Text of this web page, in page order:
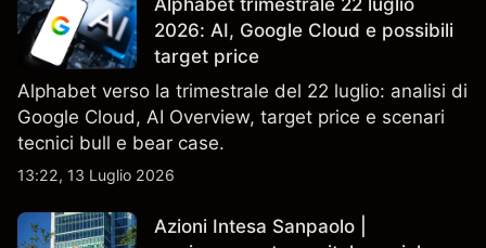
2026: AI, Google Cloud e possibili
target price
Alphabet verso la trimestrale del 22 luglio: analisi di
Google Cloud, AI Overview, target price e scenari
tecnici bull e bear case.
13:22, 13 Luglio 2026
Azioni Intesa Sanpaolo |